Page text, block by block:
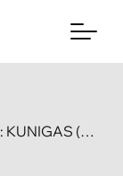
BAGDANAVIČIUS, VYTAUTAS JONAS: KUNIGAS (MARIJONAS)